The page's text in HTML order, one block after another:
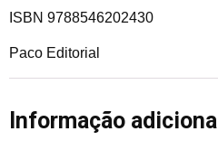
ISBN 9788546202430
Paco Editorial
Informação adicional